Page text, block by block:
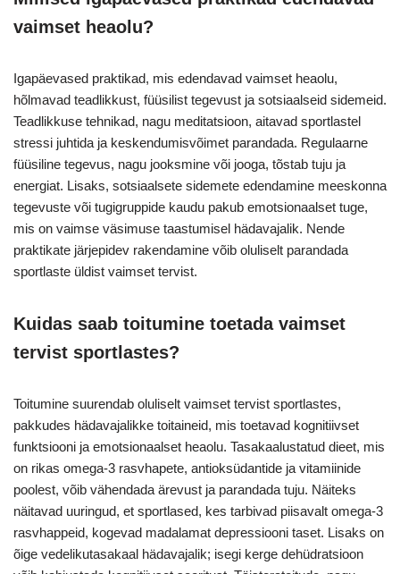
vaimset heaolu?
Igapäevased praktikad, mis edendavad vaimset heaolu,
hõlmavad teadlikkust, füüsilist tegevust ja sotsiaalseid sidemeid.
Teadlikkuse tehnikad, nagu meditatsioon, aitavad sportlastel
stressi juhtida ja keskendumisvõimet parandada. Regulaarne
füüsiline tegevus, nagu jooksmine või jooga, tõstab tuju ja
energiat. Lisaks, sotsiaalsete sidemete edendamine meeskonna
tegevuste või tugigruppide kaudu pakub emotsionaalset tuge,
mis on vaimse väsimuse taastumisel hädavajalik. Nende
praktikate järjepidev rakendamine võib oluliselt parandada
sportlaste üldist vaimset tervist.
Kuidas saab toitumine toetada vaimset
tervist sportlastes?
Toitumine suurendab oluliselt vaimset tervist sportlastes,
pakkudes hädavajalikke toitaineid, mis toetavad kognitiivset
funktsiooni ja emotsionaalset heaolu. Tasakaalustatud dieet, mis
on rikas omega-3 rasvhapete, antioksüdantide ja vitamiinide
poolest, võib vähendada ärevust ja parandada tuju. Näiteks
näitavad uuringud, et sportlased, kes tarbivad piisavalt omega-3
rasvhappeid, kogevad madalamat depressiooni taset. Lisaks on
õige vedelikutasakaal hädavajalik; isegi kerge dehüdratsioon